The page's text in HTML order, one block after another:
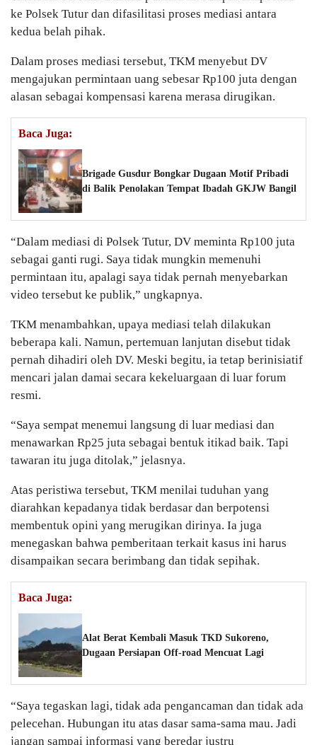
ke Polsek Tutur dan difasilitasi proses mediasi antara
kedua belah pihak.
Dalam proses mediasi tersebut, TKM menyebut DV
mengajukan permintaan uang sebesar Rp100 juta dengan
alasan sebagai kompensasi karena merasa dirugikan.
Baca Juga:
Brigade Gusdur Bongkar Dugaan Motif Pribadi
di Balik Penolakan Tempat Ibadah GKJW Bangil
“Dalam mediasi di Polsek Tutur, DV meminta Rp100 juta
sebagai ganti rugi. Saya tidak mungkin memenuhi
permintaan itu, apalagi saya tidak pernah menyebarkan
video tersebut ke publik,” ungkapnya.
TKM menambahkan, upaya mediasi telah dilakukan
beberapa kali. Namun, pertemuan lanjutan disebut tidak
pernah dihadiri oleh DV. Meski begitu, ia tetap berinisiatif
mencari jalan damai secara kekeluargaan di luar forum
resmi.
“Saya sempat menemui langsung di luar mediasi dan
menawarkan Rp25 juta sebagai bentuk itikad baik. Tapi
tawaran itu juga ditolak,” jelasnya.
Atas peristiwa tersebut, TKM menilai tuduhan yang
diarahkan kepadanya tidak berdasar dan berpotensi
membentuk opini yang merugikan dirinya. Ia juga
menegaskan bahwa pemberitaan terkait kasus ini harus
disampaikan secara berimbang dan tidak sepihak.
Baca Juga:
Alat Berat Kembali Masuk TKD Sukoreno,
Dugaan Persiapan Off-road Mencuat Lagi
“Saya tegaskan lagi, tidak ada pengancaman dan tidak ada
pelecehan. Hubungan itu atas dasar sama-sama mau. Jadi
jangan sampai informasi yang beredar justru